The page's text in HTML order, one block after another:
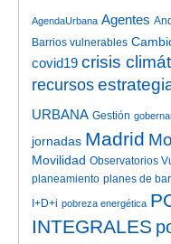
AgendaUrbana Agentes
Barrios vulnerables
covid19 crisis
recursos
URBANA Gestión
jornadas Madrid
Movilidad Observatorios
planeamiento planes de
I+D+i pobreza energética
INTEGRALES